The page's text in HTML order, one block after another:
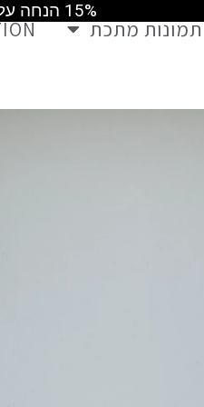
15% הנחה על כל התמונות קוד קופון MAY2026 ומשלוח חינם ברכישה מעל 499 ש"ח
תמונות מתכת